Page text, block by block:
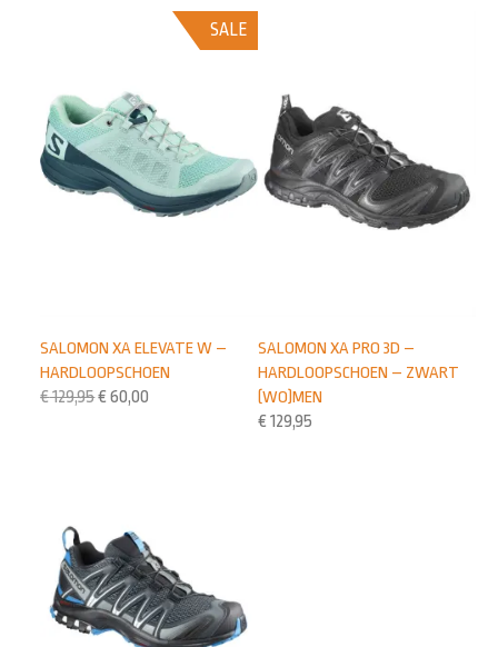
SALOMON XA PRO 3D –
HARDLOOPSCHOEN – ZWART
(WO)MEN
€ 129,95
SALE
SALOMON XA ELEVATE W –
HARDLOOPSCHOEN
€129,95€ 60,00